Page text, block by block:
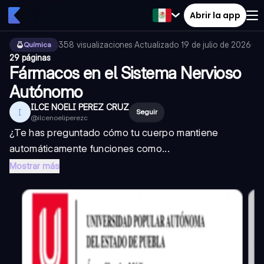
Abrir la app
Química 358 visualizaciones·Actualizado 19 de julio de 2026·
29 páginas
Fármacos en el Sistema Nervioso
Autónomo
I ILCE NOELI PEREZ CRUZ
@ilcenoeliperezc
Seguir
¿Te has preguntado cómo tu cuerpo mantiene
automáticamente funciones como...
Mostrar más